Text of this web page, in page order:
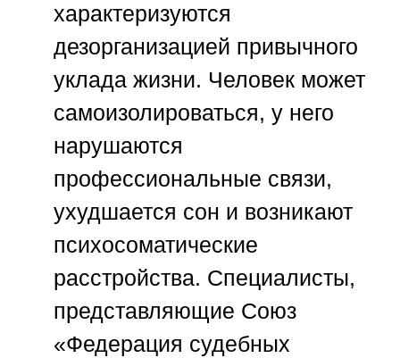
характеризуются
дезорганизацией привычного
уклада жизни. Человек может
самоизолироваться, у него
нарушаются
профессиональные связи,
ухудшается сон и возникают
психосоматические
расстройства. Специалисты,
представляющие Союз
«Федерация судебных